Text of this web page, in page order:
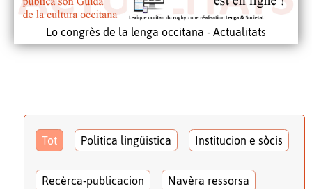
Lo congrès de la lenga occitana - Actualitats
Tot Politica lingüistica Institucion e sòcis
Recèrca-publicacion Navèra ressorsa